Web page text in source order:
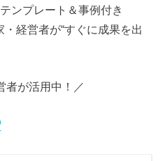
ンプレート＆事例付き
経営者が“すぐに成果を出
者が活用中！／